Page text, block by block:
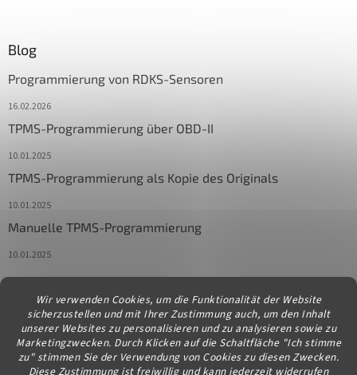
Wir verwenden Cookies, um die Funktionalität der Website
sicherzustellen und mit Ihrer Zustimmung auch, um den Inhalt
unserer Websites zu personalisieren und zu analysieren sowie zu
Marketingzwecken. Durch Klicken auf die Schaltfläche "Ich stimme
zu" stimmen Sie der Verwendung von Cookies zu diesen Zwecken.
Diese Zustimmung ist freiwillig und kann jederzeit widerrufen
Blog
Programmierung von RDKS-Sensoren
16.02.2026
TPMS-Programmierung über OBD-II
10.01.2025
TPMS-Programmierung als Kopie des Originals
10.01.2025
Manuelle TPMS-Programmierung
10.01.2025
Kontakt
info@diagstore.at